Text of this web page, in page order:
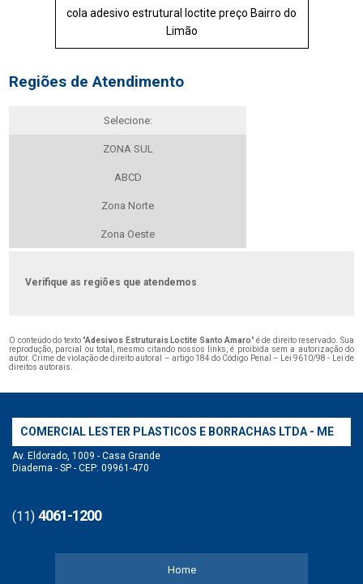
cola adesivo estrutural loctite preço Bairro do
Limão
Regiões de Atendimento
Selecione:
ZONA SUL
ABCD
Zona Norte
Zona Oeste
Verifique as regiões que atendemos
O conteúdo do texto "Adesivos Estruturais Loctite Santo Amaro" é de direito reservado. Sua
reprodução, parcial ou total, mesmo citando nossos links, é proibida sem a autorização do
autor. Crime de violação de direito autoral – artigo 184 do Código Penal –
Lei 9610/98 - Lei de
direitos autorais
COMERCIAL LESTER PLASTICOS E BORRACHAS LTDA - ME
Av. Eldorado, 1009 - Casa Grande
Diadema - SP - CEP: 09961-470
(11) 4061-1200
Home